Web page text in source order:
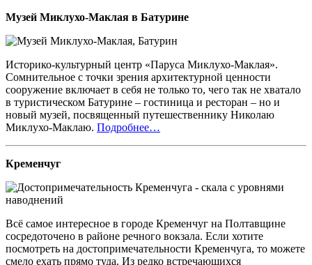
Музей Миклухо-Маклая в Батурине
Историко-культурный центр «Паруса Миклухо-Маклая».
Сомнительное с точки зрения архитектурной ценности
сооружение включает в себя не только то, чего так не хватало
в туристическом Батурине – гостиница и ресторан – но и
новый музей, посвященный путешественнику Николаю
Миклухо-Маклаю. Подробнее…
Кременчуг
Всё самое интересное в городе Кременчуг на Полтавщине
сосредоточено в районе речного вокзала. Если хотите
посмотреть на достопримечательности Кременчуга, то можете
смело ехать прямо туда. Из редко встречающихся